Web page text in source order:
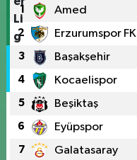
1 Amed
2 Erzurumspor FK
3 Başakşehir
4 Kocaelispor
5 Beşiktaş
6 Eyüpspor
7 Galatasaray